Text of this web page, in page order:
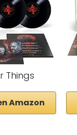
Things
Amazon